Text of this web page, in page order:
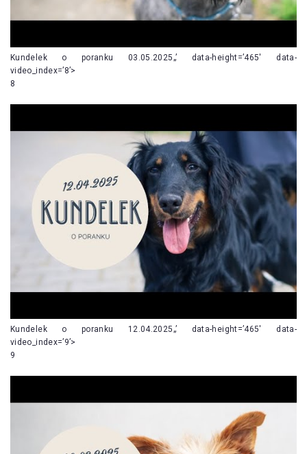
Kundelek o poranku 03.05.2025„’ data-height=’465′ data-
video_index=’8’>
8
Kundelek o poranku 12.04.2025„’ data-height=’465′ data-
video_index=’9’>
9